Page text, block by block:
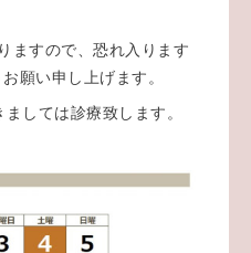
ますので、恐れ入ります
願い申し上げます。
しては診療致します。